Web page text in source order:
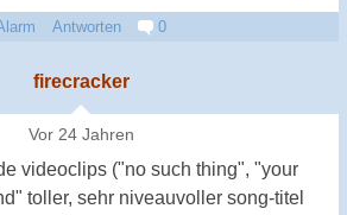
Antworten 0
firecracker
Vor 24 Jahren
videoclips ("no such thing", "your
toller, sehr niveauvoller song-titel